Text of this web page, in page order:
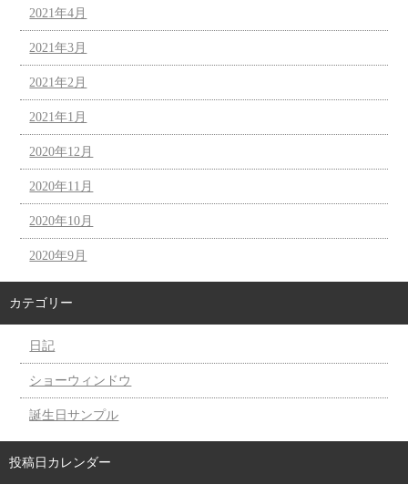
2021年4月
2021年3月
2021年2月
2021年1月
2020年12月
2020年11月
2020年10月
2020年9月
カテゴリー
日記
ショーウィンドウ
誕生日サンプル
投稿日カレンダー